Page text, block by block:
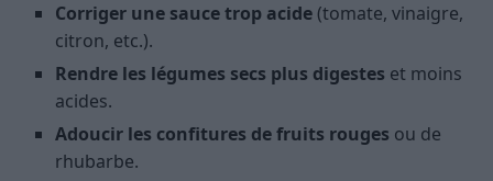
Corriger une sauce trop acide (tomate, vinaigre,
citron, etc.).
Rendre les légumes secs plus digestes et moins
acides.
Adoucir les confitures de fruits rouges ou de
rhubarbe.